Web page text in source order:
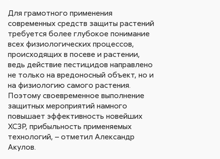
Для грамотного применения
современных средств защиты растений
требуется более глубокое понимание
всех физиологических процессов,
происходящих в посеве и растении,
ведь действие пестицидов направлено
не только на вредоносный объект, но и
на физиологию самого растения.
Поэтому своевременное выполнение
защитных мероприятий намного
повышает эффективность новейших
ХСЗР, прибыльность применяемых
технологий, – отметил Александр
Акулов.